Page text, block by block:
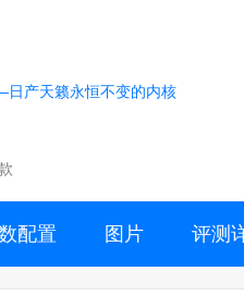
产天籁永恒不变的内核
配置 图片 评测